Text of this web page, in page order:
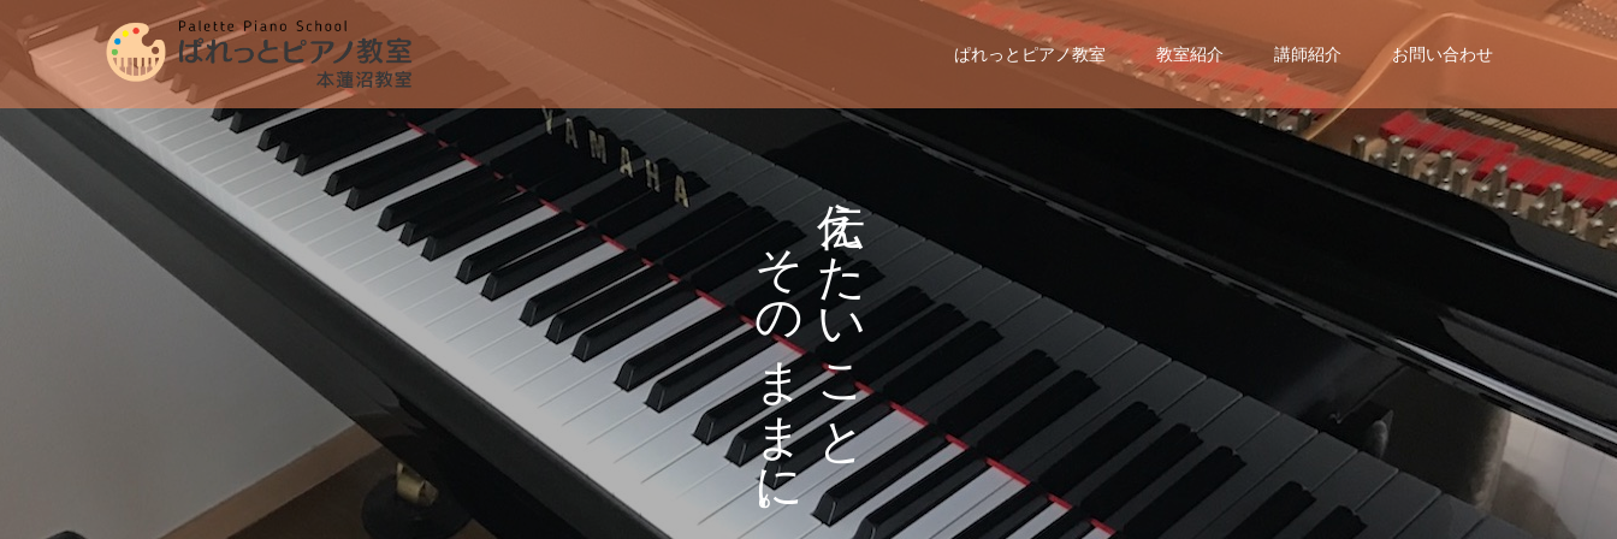
ぱれっとピアノ教室 教室紹介 講師紹介 お問い合わせ
え
た
い
こ
と
そ
の
ま
ま
に
。